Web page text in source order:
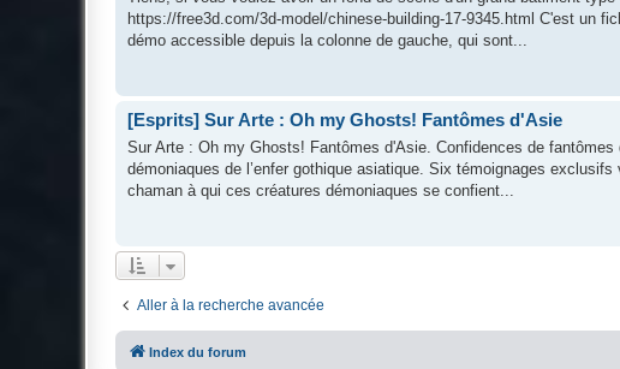
https://free3d.com/3d-model/chinese-building-17-9345.html C'est un
démo accessible depuis la colonne de gauche, qui sont...
[Esprits] Sur Arte : Oh my Ghosts! Fantômes d'Asie
Sur Arte : Oh my Ghosts! Fantômes d'Asie. Confidences de
démoniaques de l’enfer gothique asiatique. Six témoignages
chaman à qui ces créatures démoniaques se confient...
Aller à la recherche avancée
Index du forum